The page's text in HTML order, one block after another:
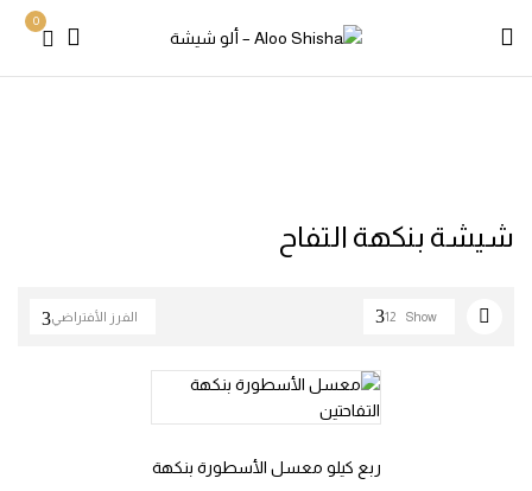
0
شيشة بنكهة التفاح
الفرز الأفتراضي Show
12
ربع كيلو معسل الأسطورة بنكهة